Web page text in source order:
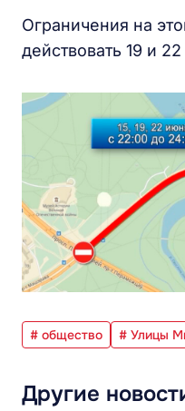
Ограничения на
действовать 19 и
# общество # Улицы
Другие